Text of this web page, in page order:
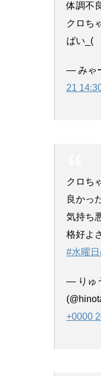
体調不
クロち
ばい_(
— みゃ
21
クロち
良かっ
気持ち
格好よ
#水曜
— りゅ
+0000